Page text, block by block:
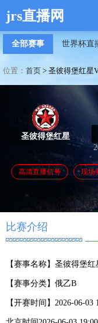
jrs直播网
全部赛事 世界杯直
位置： 首页 > 圣彼得堡红星
圣彼得堡红星
高清直播信号 现场
比赛介绍
【赛事名称】 圣彼得堡红
【赛事分类】 俄乙B
【开赛时间】 2026-06-03